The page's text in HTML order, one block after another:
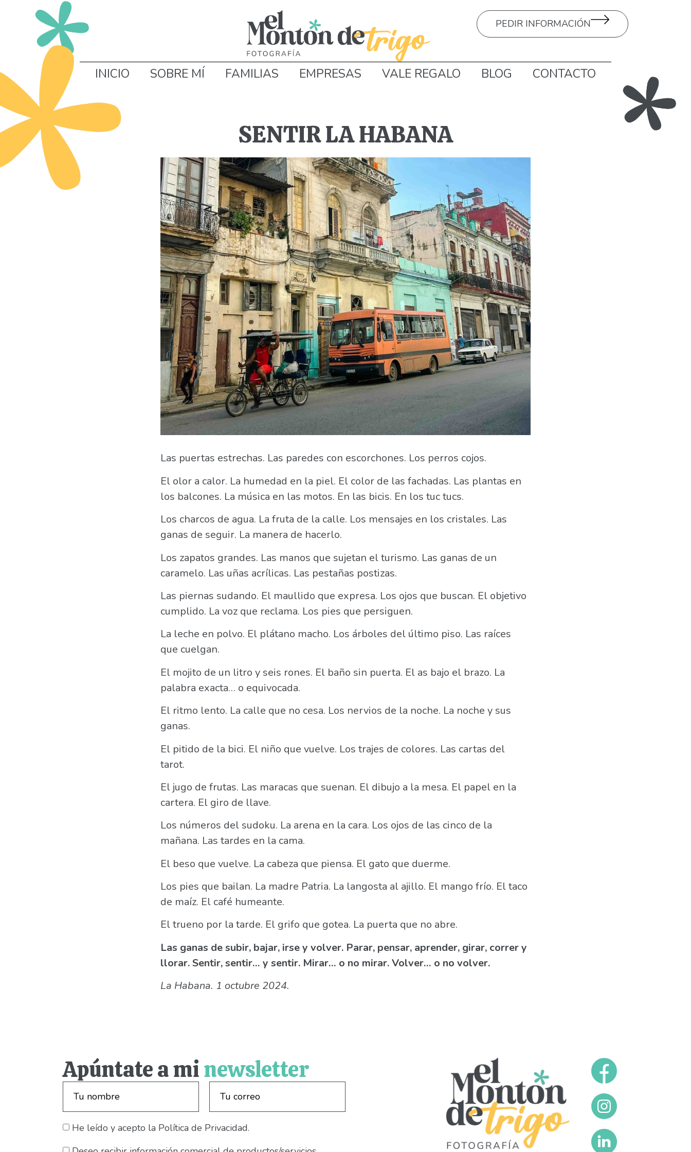
PEDIR INFORMACIÓN
INICIO SOBRE MÍ FAMILIAS EMPRESAS VALE REGALO BLOG CONTACTO
SENTIR LA HABANA
Las puertas estrechas. Las paredes con escorchones. Los perros cojos.
El olor a calor. La humedad en la piel. El color de las fachadas. Las plantas en
los balcones. La música en las motos. En las bicis. En los tuc tucs.
Los charcos de agua. La fruta de la calle. Los mensajes en los cristales. Las
ganas de seguir. La manera de hacerlo.
Los zapatos grandes. Las manos que sujetan el turismo. Las ganas de un
caramelo. Las uñas acrílicas. Las pestañas postizas.
Las piernas sudando. El maullido que expresa. Los ojos que buscan. El objetivo
cumplido. La voz que reclama. Los pies que persiguen.
La leche en polvo. El plátano macho. Los árboles del último piso. Las raíces
que cuelgan.
El mojito de un litro y seis rones. El baño sin puerta. El as bajo el brazo. La
palabra exacta… o equivocada.
El ritmo lento. La calle que no cesa. Los nervios de la noche. La noche y sus
ganas.
El pitido de la bici. El niño que vuelve. Los trajes de colores. Las cartas del
tarot.
El jugo de frutas. Las maracas que suenan. El dibujo a la mesa. El papel en la
cartera. El giro de llave.
Los números del sudoku. La arena en la cara. Los ojos de las cinco de la
mañana. Las tardes en la cama.
El beso que vuelve. La cabeza que piensa. El gato que duerme.
Los pies que bailan. La madre Patria. La langosta al ajillo. El mango frío. El taco
de maíz. El café humeante.
El trueno por la tarde. El grifo que gotea. La puerta que no abre.
Las ganas de subir, bajar, irse y volver. Parar, pensar, aprender, girar, correr y
llorar. Sentir, sentir… y sentir. Mirar… o no mirar. Volver… o no volver.
La Habana. 1 octubre 2024.
Apúntate a minewsletter
He leído y acepto la Política de Privacidad.